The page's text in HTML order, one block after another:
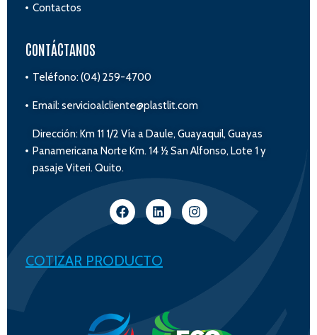
Contactos
CONTÁCTANOS
Teléfono: (04) 259-4700
Email: servicioalcliente@plastlit.com
Dirección: Km 11 1/2 Vía a Daule, Guayaquil, Guayas
Panamericana Norte Km. 14 ½ San Alfonso, Lote 1 y
pasaje Viteri. Quito.
COTIZAR PRODUCTO